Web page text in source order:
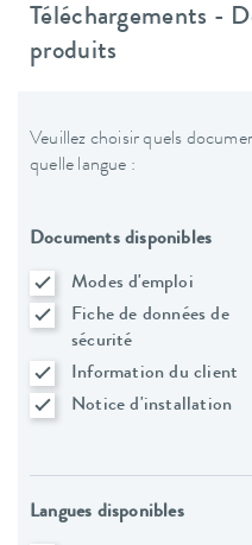
Téléchargements -
produits
Veuillez choisir quels
quelle langue :
Documents disponibles
Modes d'emploi
Fiche de données de
sécurité
Information du client
Notice d'installation
Langues disponibles